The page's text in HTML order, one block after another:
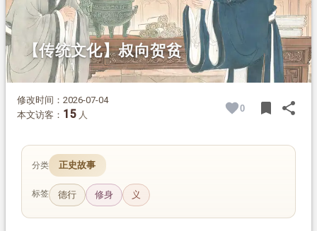
【传统文化】叔向贺贫
修改时间：2026-07-04
本文访客： 15 人
0 bookmark share
分类 正史故事
标签 德行 修身 义